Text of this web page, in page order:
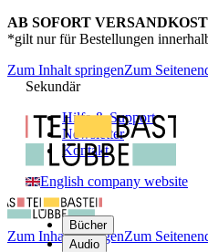
AB SOFORT
*gilt nur für Bestellungen
Zum Inhalt springenZum
Sekundär
Hilfe & Support
Newsletter
Kontakt
English company website
Bücher
Audio
Zum Inhalt springenZum